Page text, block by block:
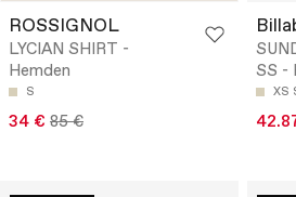
ROSSIGNOL
LYCIAN SHIRT -
Hemden
S
34 € 85 €
SS -
XS